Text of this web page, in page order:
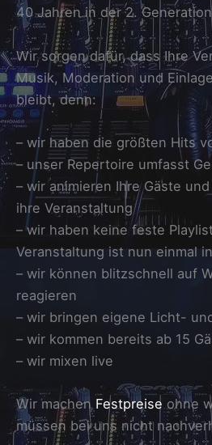
40 Jahren in der 2.
Wir sorgen dafür, dass Ihre
Musik, Moderation und
bleibt, denn:
– wir haben die größten Hits
– unser Repertoire umfasst
– wir animieren Ihre Gäste
ihre Veranstaltung
– wir haben keine feste
Veranstaltung ist nun einmal
– wir können blitzschnell auf
reagieren
– wir bringen eigene Licht-
– wir kommen bereits ab 15
– wir mixen live
Wir machen Festpreiseohne
müssen bei uns nicht